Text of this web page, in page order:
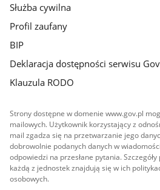
Służba cywilna
Profil zaufany
BIP
Deklaracja dostępności serwisu
Klauzula RODO
Strony dostępne w domenie www.gov.pl
mailowych. Użytkownik korzystający z
mail zgadza się na przetwarzanie jego
dobrowolnie podanych danych w
odpowiedzi na przesłane pytania.
każdą z jednostek znajdują się w ich
osobowych.